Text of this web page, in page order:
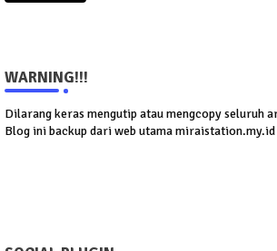
WARNING!!!
Dilarang keras mengutip atau mengcopy seluruh
Blog ini backup dari web utama miraistation.my.id